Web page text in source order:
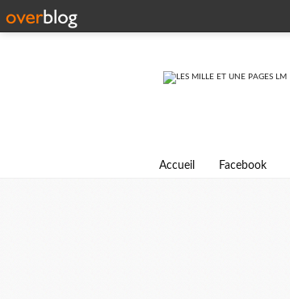
Accueil Facebook